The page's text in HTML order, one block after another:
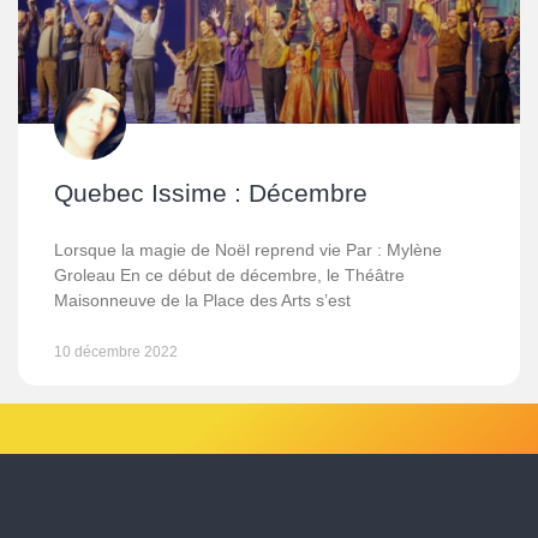
Quebec Issime : Décembre
Lorsque la magie de Noël reprend vie Par : Mylène
Groleau En ce début de décembre, le Théâtre
Maisonneuve de la Place des Arts s’est
10 décembre 2022